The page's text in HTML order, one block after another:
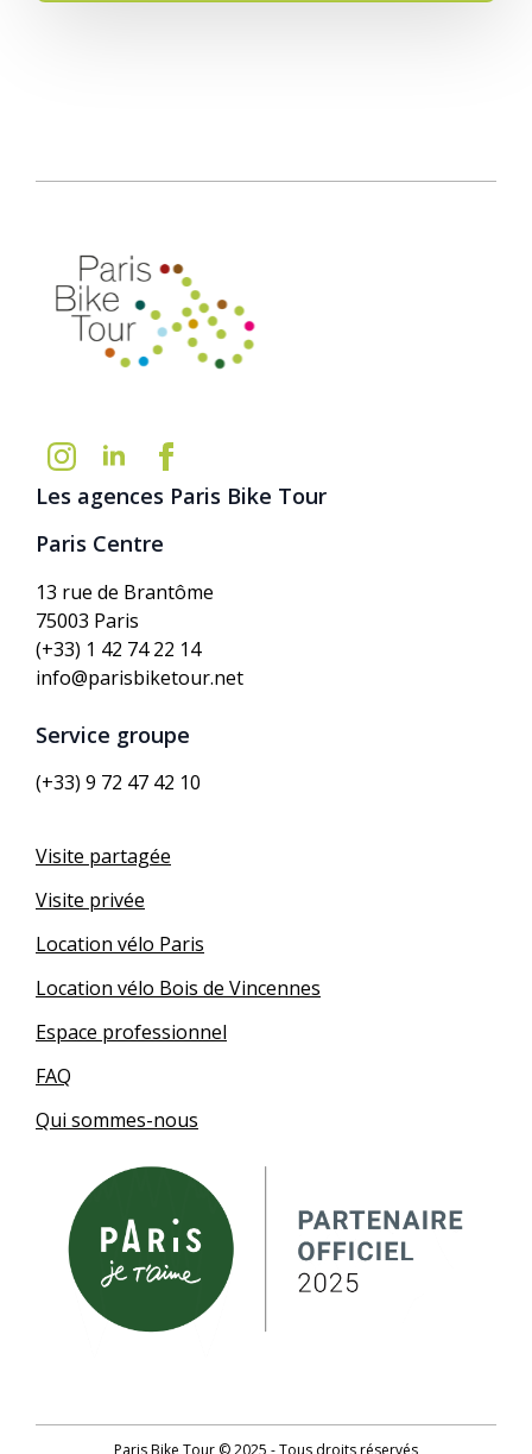
Les agences Paris Bike Tour
Paris Centre
13 rue de Brantôme
75003 Paris
(+33) 1 42 74 22 14
info@parisbiketour.net
Service groupe
(+33) 9 72 47 42 10
Visite partagée
Visite privée
Location vélo Paris
Location vélo Bois de Vincennes
Espace professionnel
FAQ
Qui sommes-nous
Paris Bike Tour © 2025 - Tous droits réservés